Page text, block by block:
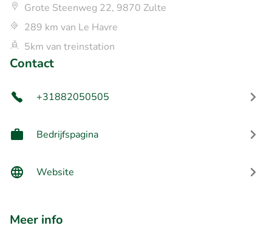
Grote Steenweg 22, 9870 Zulte
289 km van Le Havre
5km van treinstation
Contact
+31882050505
Bedrijfspagina
Website
Meer info